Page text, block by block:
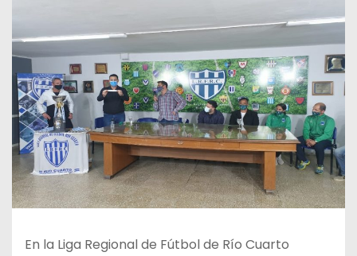
En la Liga Regional de Fútbol de Río Cuarto